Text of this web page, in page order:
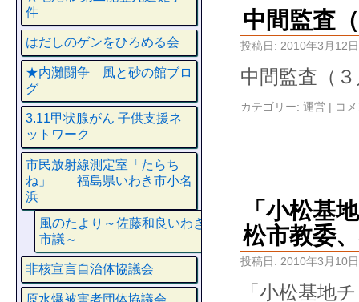
中間監査
投稿日: 2010年3月12日
中間監査（
カテゴリー: 運営 | コ
「小松基
松市教委
投稿日: 2010年3月10日
「小松基地
件
はだしのゲンをひろめる会
★内灘闘争 風と砂の館ブロ
グ
3.11甲状腺がん 子供支援ネ
ットワーク
市民放射線測定室「たらち
ね」 福島県いわき市小名
浜
風のたより～佐藤和良いわき
市議～
非核宣言自治体協議会
原水爆被害者団体協議会